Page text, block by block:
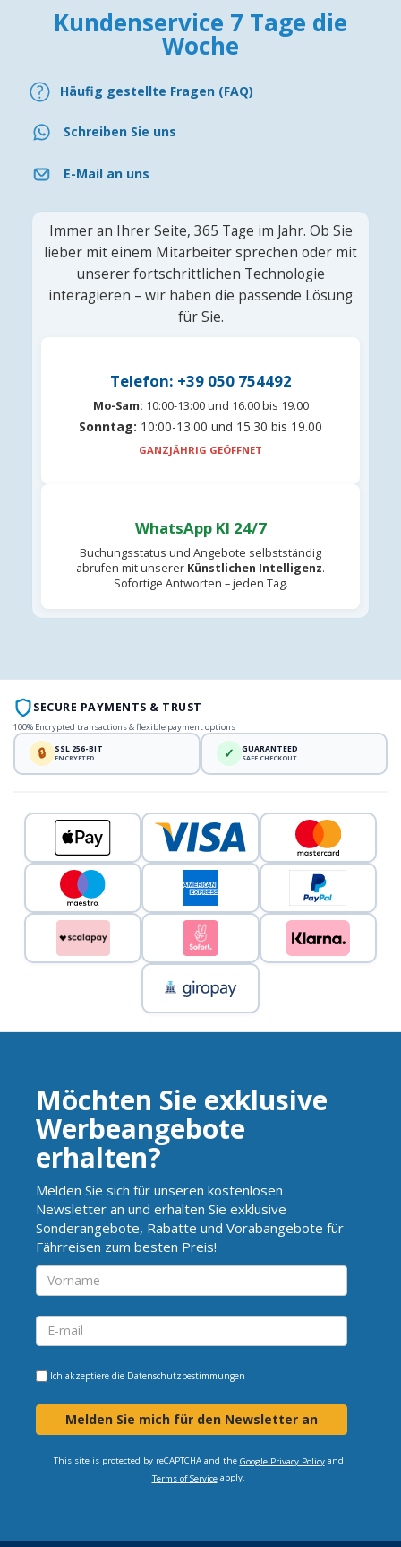
Kundenservice 7 Tage die
Woche
Häufig gestellte Fragen (FAQ)
Schreiben Sie uns
E-Mail an uns
Immer an Ihrer Seite, 365 Tage im Jahr. Ob Sie
lieber mit einem Mitarbeiter sprechen oder mit
unserer fortschrittlichen Technologie
interagieren – wir haben die passende Lösung
für Sie.
Telefon: +39 050 754492
Mo-Sam: 10:00-13:00 und 16.00 bis 19.00
Sonntag: 10:00-13:00 und 15.30 bis 19.00
GANZJÄHRIG GEÖFFNET
WhatsApp KI 24/7
Buchungsstatus und Angebote selbstständig
abrufen mit unserer Künstlichen Intelligenz.
Sofortige Antworten – jeden Tag.
SECURE PAYMENTS & TRUST
100% Encrypted transactions & flexible payment options
🔒 SSL 256-BIT
ENCRYPTED ✓ GUARANTEED
SAFE CHECKOUT
Möchten Sie exklusive
Werbeangebote
erhalten?
Melden Sie sich für unseren kostenlosen
Newsletter an und erhalten Sie exklusive
Sonderangebote, Rabatte und Vorabangebote für
Fährreisen zum besten Preis!
Ich akzeptiere die Datenschutzbestimmungen
Melden Sie mich für den Newsletter an
This site is protected by reCAPTCHA and the Google Privacy Policyand
Terms of Serviceapply.